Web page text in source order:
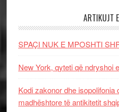
ARTIKUJT
SPAÇI NUK E MPOSHTI
New York, qyteti që
Kodi zakonor dhe
madhështore të antikitetit